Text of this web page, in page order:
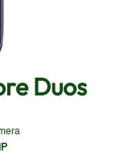
Duos